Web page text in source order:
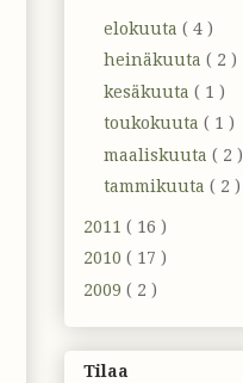
elokuuta ( 4 )
heinäkuuta ( 2 )
kesäkuuta ( 1 )
toukokuuta ( 1 )
maaliskuuta ( 2 )
tammikuuta ( 2 )
2011 ( 16 )
2010 ( 17 )
2009 ( 2 )
Tilaa